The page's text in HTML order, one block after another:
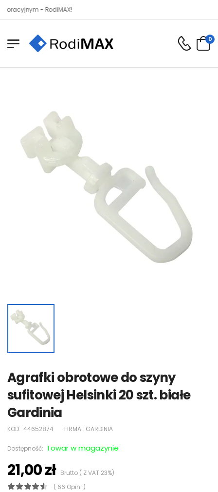
- RodiMAX!
0
Agrafki obrotowe do szyny
sufitowej Helsinki 20 szt. białe
Gardinia
KOD: 44652874 FIRMA: GARDINIA
Dostępność: Towar w magazynie
21,00 złBrutto ( Z VAT 23%)
( 66 Opini )